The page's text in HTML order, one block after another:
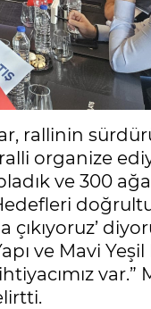
rallinin
organize
ve 300
ve Mavi Yeşil
var.”